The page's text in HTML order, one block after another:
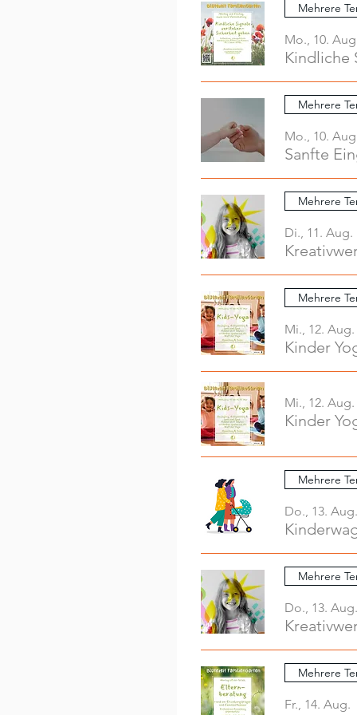
Mehrere
Mo., 10.
Kindliche
Mehrere
Mo., 10.
Sanfte
Mehrere
Di., 11. Aug.
Mehrere
Mi., 12. Aug.
Kinder
Mi., 12. Aug.
Kinder
Mehrere
Do., 13. Aug.
Mehrere
Do., 13. Aug.
Mehrere
Fr., 14. Aug.